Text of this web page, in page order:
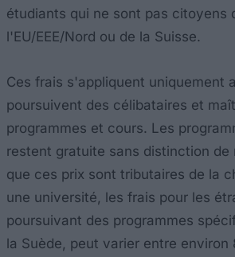
étudiants qui ne sont pas citoyens
l'EU/EEE/Nord ou de la Suisse.
Ces frais s'appliquent uniquement
poursuivent des célibataires et
programmes et cours. Les
restent gratuite sans distinction de
que ces prix sont tributaires de la
une université, les frais pour les
poursuivant des programmes
la Suède, peut varier entre